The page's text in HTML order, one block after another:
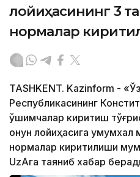
лойиҳасининг 3
нормалар
TASHKENT. Kazinform -
Республикасининг
қўшимчалар киритиш
қонун лойиҳасига
нормалар киритилиши
UzAга таяниб хабар